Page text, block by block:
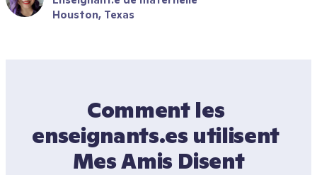
Houston, Texas
Comment les
enseignants.es utilisent
Mes Amis Disent